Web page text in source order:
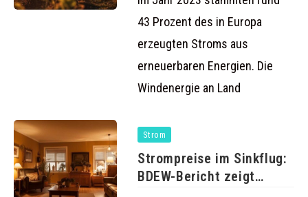
43 Prozent des in Europa
erzeugten Stroms aus
erneuerbaren Energien. Die
Windenergie an Land
Strom
Strompreise im Sinkflug:
BDEW-Bericht zeigt